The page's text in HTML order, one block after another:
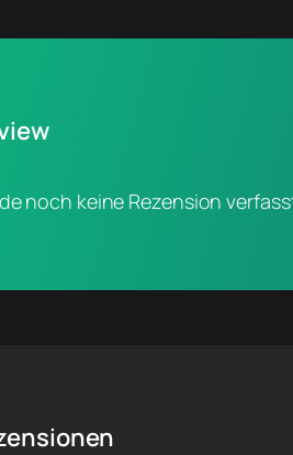
noch keine Rezension